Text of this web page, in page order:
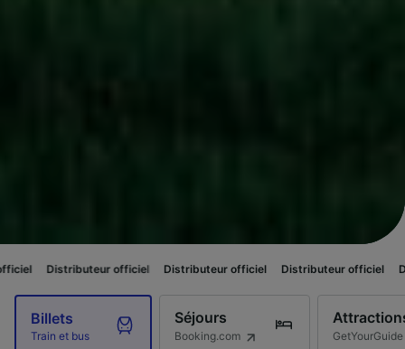
officiel Distributeur officiel Distributeur officiel Distributeur
Billets
Train et bus
Séjours
Booking.com GetYourGuide